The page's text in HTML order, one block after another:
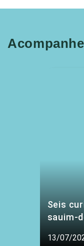
Seis
sauim-
13/07/